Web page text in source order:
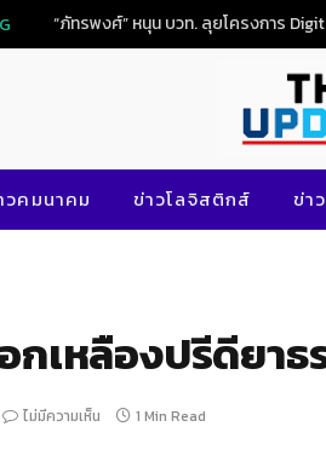
วคมนาคม ข่าวโลจิสติกส์ ข่า
เหลืองปรีดียาธ
ไม่มีความเห็น 1 Min Read